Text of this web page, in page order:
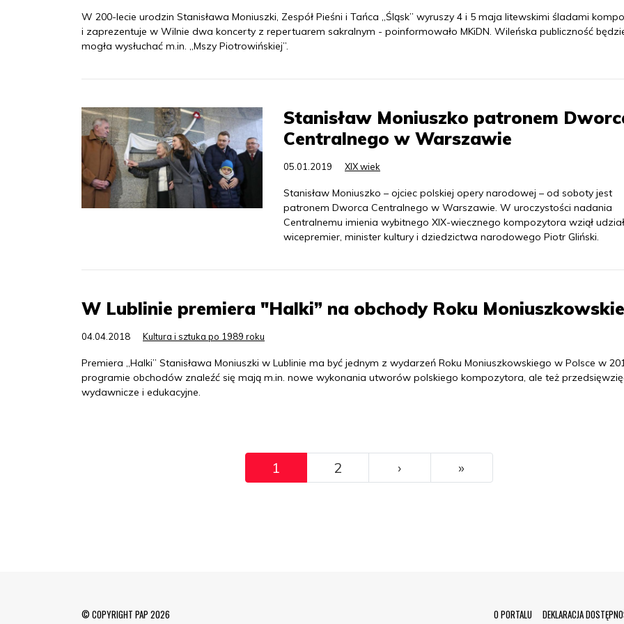
W 200-lecie urodzin Stanisława Moniuszki, Zespół Pieśni i Tańca „Śląsk” wyruszy 4 i 5 maja litewskimi śladami
i zaprezentuje w Wilnie dwa koncerty z repertuarem sakralnym - poinformowało MKiDN. Wileńska publiczność
mogła wysłuchać m.in. „Mszy Piotrowińskiej”.
Stanisław Moniuszko patronem
Centralnego w Warszawie
05.01.2019 XIX wiek
Stanisław Moniuszko – ojciec polskiej opery narodowej – od soboty jest
patronem Dworca Centralnego w Warszawie. W uroczystości nadania
Centralnemu imienia wybitnego XIX-wiecznego kompozytora wziął
wicepremier, minister kultury i dziedzictwa narodowego Piotr Gliński.
W Lublinie premiera "Halki” na obchody Roku
04.04.2018 Kultura i sztuka po 1989 roku
Premiera „Halki” Stanisława Moniuszki w Lublinie ma być jednym z wydarzeń Roku Moniuszkowskiego w Polsce w
programie obchodów znaleźć się mają m.in. nowe wykonania utworów polskiego kompozytora, ale też
wydawnicze i edukacyjne.
1 2 ››› »Ostatni
© COPYRIGHT PAP 2026 O PORTALU DEKLARACJA